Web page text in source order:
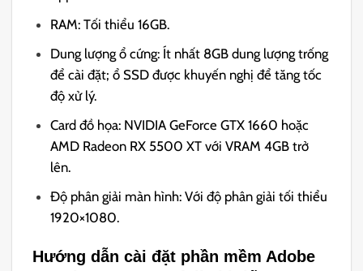
RAM: Tối thiểu 16GB.
Dung lượng ổ cứng: Ít nhất 8GB dung lượng trống
để cài đặt; ổ SSD được khuyến nghị để tăng tốc
độ xử lý.
Card đồ họa: NVIDIA GeForce GTX 1660 hoặc
AMD Radeon RX 5500 XT với VRAM 4GB trở
lên.
Độ phân giải màn hình: Với độ phân giải tối thiểu
1920×1080.
Hướng dẫn cài đặt phần mềm Adobe